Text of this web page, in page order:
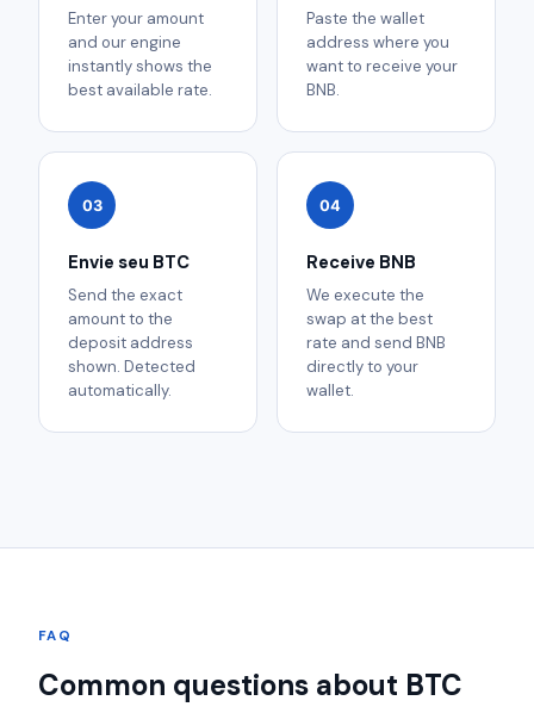
Enter your amount
and our engine
instantly shows the
best available rate.
Paste the wallet
address where you
want to receive your
BNB.
03
Envie seu BTC
Send the exact
amount to the
deposit address
shown. Detected
automatically.
04
Receive BNB
We execute the
swap at the best
rate and send BNB
directly to your
wallet.
FAQ
Common questions about BTC